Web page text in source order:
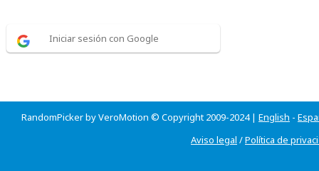
Iniciar sesión con Google
RandomPicker by VeroMotion © Copyright 2009-2024 | English -
Aviso legal /Política de